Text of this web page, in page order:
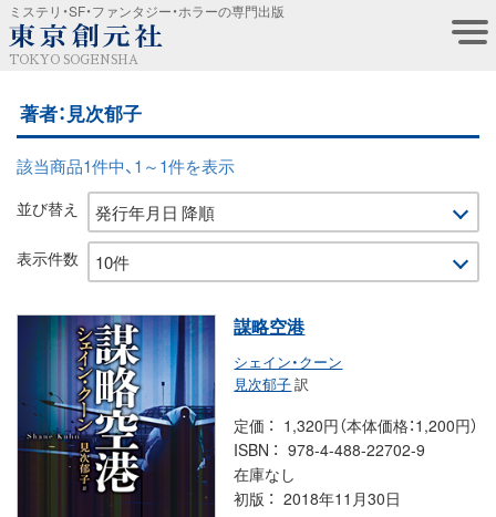
ミステリ・SF・ファンタジー・ホラーの専門出版
TOKYO SOGENSHA
著者：見次郁子
該当商品1件中、1～1件を表示
並び替え
表示件数
謀略空港
シェイン・クーン
見次郁子訳
定価
1,320円（本体価格：1,200円）
ISBN
978-4-488-22702-9
在庫なし
初版
2018年11月30日